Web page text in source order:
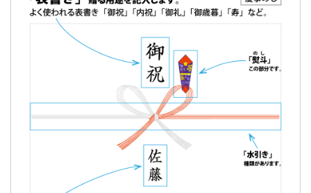
ら焼き（10個入り）
卒業でみんなに配るために購入しました。
ために購入しました。
でした。（購入者様）
ご購入頂いた商品：